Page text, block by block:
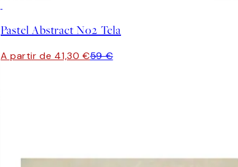
Pastel Abstract No2 Tela
A partir de 41,30 €59 €